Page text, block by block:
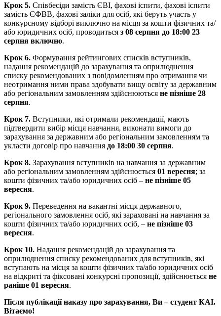
Крок 5. Співбесіди замість ЄВІ, фахові іспити, фахові іспити
замість ЄФВВ, фахові заліки для осіб, які беруть участь у
конкурсному відборі виключно на місця за кошти фізичних та/
або юридичних осіб, проводиться з 08 серпня до 18:00 23
серпня включно.
Крок 6. Формування рейтингових списків вступників,
надання рекомендацій до зарахування та оприлюднення
списку рекомендованих з повідомленням про отримання чи
неотримання ними права здобувати вищу освіту за державним
або регіональним замовленням здійснюються не пізніше 28
серпня.
Крок 7. Вступники, які отримали рекомендації, мають
підтвердити вибір місця навчання, виконати вимоги до
зарахування за державним або регіональним замовленням та
укласти договір про навчання до 18:00 30 серпня.
Крок 8. Зарахування вступників на навчання за державним
або регіональним замовленням здійснюється 01 вересня; за
кошти фізичних та/або юридичних осіб – не пізніше 05
вересня.
Крок 9. Переведення на вакантні місця державного,
регіонального замовлення осіб, які зараховані на навчання за
кошти фізичних та/або юридичних осіб, – не пізніше 03
вересня.
Крок 10. Надання рекомендацій до зарахування та
оприлюднення списку рекомендованих для вступників, які
вступають на місця за кошти фізичних та/або юридичних осіб
на відкриті та фіксовані конкурсні пропозиції, здійснюється не
раніше 01 вересня.
Після публікації наказу про зарахування, Ви – студент КАІ.
Вітаємо!